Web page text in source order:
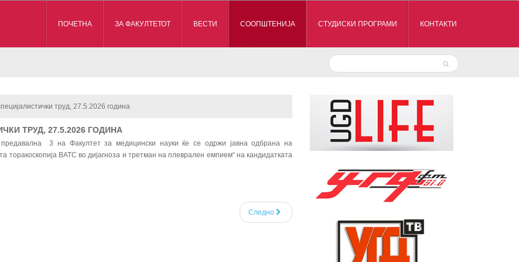
ПОЧЕТНА ЗА ФАКУЛТЕТОТ ВЕСТИ СООПШТЕНИЈА СТУДИСКИ ПРОГРАМИ КОНТАКТИ
труд, 27.5.2026 година
ТРУД, 27.5.2026 ГОДИНА
3 на Факултет за медицински науки ќе се одржи јавна одбрана на
торакоскопија ВАТС во дијагноза и третман на плеврален емпием“ на кандидатката
Следно